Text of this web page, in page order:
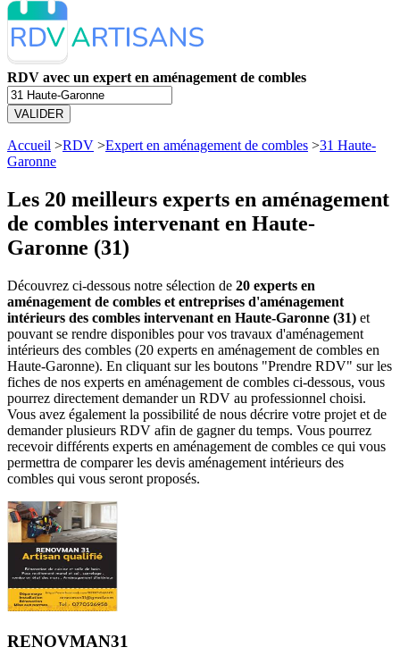
RDV avec un expert en aménagement de combles
VALIDER
Accueil >RDV >Expert en aménagement de combles >31 Haute-
Garonne
Les 20 meilleurs experts en aménagement
de combles intervenant en Haute-
Garonne (31)
Découvrez ci-dessous notre sélection de 20 experts en
aménagement de combles et entreprises d'aménagement
intérieurs des combles intervenant en Haute-Garonne (31) et
pouvant se rendre disponibles pour vos travaux d'aménagement
intérieurs des combles (20 experts en aménagement de combles en
Haute-Garonne). En cliquant sur les boutons "Prendre RDV" sur les
fiches de nos experts en aménagement de combles ci-dessous, vous
pourrez directement demander un RDV au professionnel choisi.
Vous avez également la possibilité de nous décrire votre projet et de
demander plusieurs RDV afin de gagner du temps. Vous pourrez
recevoir différents experts en aménagement de combles ce qui vous
permettra de comparer les devis aménagement intérieurs des
combles qui vous seront proposés.
RENOVMAN31